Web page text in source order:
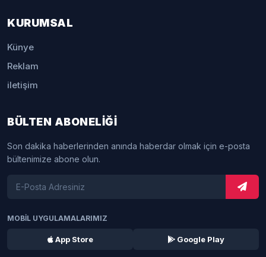
KURUMSAL
Künye
Reklam
iletişim
BÜLTEN ABONELİĞİ
Son dakika haberlerinden anında haberdar olmak için e-posta
bültenimize abone olun.
MOBİL UYGULAMALARIMIZ
App Store Google Play